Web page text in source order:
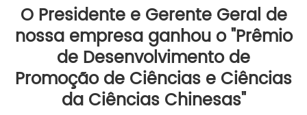
O Presidente e Gerente Geral de
nossa empresa ganhou o "Prêmio
de Desenvolvimento de
Promoção de Ciências e Ciências
da Ciências Chinesas"